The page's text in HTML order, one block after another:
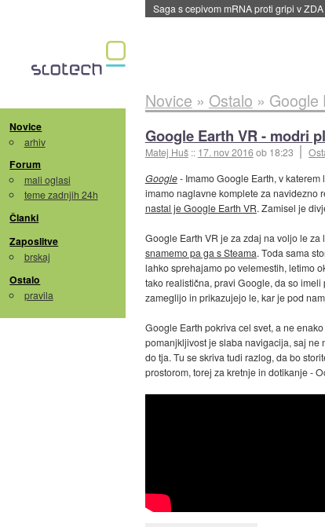
BMW v vozilih začel predvajati reklame
Novice
arhiv
Forum
mali oglasi
teme zadnjih 24h
Članki
Zaposlitve
brskaj
Ostalo
pravila
Novice » Ostalo » Google
Google Earth VR - modri
Matej Huš :: 17. nov 2016ob 18:23
Google- Imamo Google Earth, v
imamo naglavne komplete za navidezno
nastal je Google Earth VR. Zamisel je
Google Earth VR je za zdaj na voljo le
snamemo pa ga s Steama. Toda sama
lahko sprehajamo po velemestih, letimo
tako realistična, pravi Google, da so
zameglijo in prikazujejo le, kar je pod
Google Earth pokriva cel svet, a ne
pomanjkljivost je slaba navigacija, saj ne
do tja. Tu se skriva tudi razlog, da bo
prostorom, torej za kretnje in dotikanje -